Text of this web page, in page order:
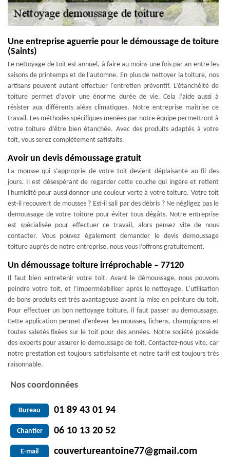
Une entreprise aguerrie pour le démoussage de toiture
(Saints)
Le nettoyage de toit est annuel, à faire au moins une fois par an entre les
saisons de printemps et de l'automne. En plus de nettoyer la toiture, nos
artisans peuvent autant effectuer l'entretien préventif. L’étanchéité de
toiture permet d’avoir une énorme durée de vie. Cela l’aide aussi à
résister aux différents aléas climatiques. Notre entreprise maitrise ce
travail. Les méthodes spécifiques menées par notre équipe permettront à
votre toiture d’être bien étanchée. Avec des produits adaptés à votre
toit, vous serez complètement satisfaits.
Avoir un devis démoussage gratuit
La mousse qui s’approprie de votre toit devient déplaisante au fil des
jours. Il est désespérant de regarder cette couche qui ingère et retient
l'humidité pour aussi donner une couleur verte à votre toiture. Votre toit
est-il recouvert de mousses ? Est-il sali par des débris ? Ne négligez pas le
demoussage de votre toiture pour éviter tous dégâts. Notre entreprise
est spécialisée pour effectuer ce travail, alors pensez vite de nous
contacter. Vous pouvez également demander le devis demoussage
toiture auprès de notre entreprise, nous vous l’offrons gratuitement.
Un démoussage toiture irréprochable – 77120
Il faut bien entretenir votre toit. Avant le démoussage, nous pouvons
peindre votre toit, et l’imperméabiliser après le nettoyage. L'utilisation
de bons produits est très avantageuse avant la mise en peinture du toit.
Pour effectuer un bon nettoyage toiture, il faut passer au demoussage.
Cette application permet d’enlever les mousses, lichens, champignons et
toutes saletés fixées sur le toit pour des années. Notre société possède
des experts pour assurer le demoussage de toit. Contactez-nous vite, car
notre prestation est toujours satisfaisante et notre tarif est toujours très
raisonnable.
Nos coordonnées
Bureau 01 89 43 01 94
Chantier 06 10 13 20 52
E-mail couvertureantoine77@gmail.com